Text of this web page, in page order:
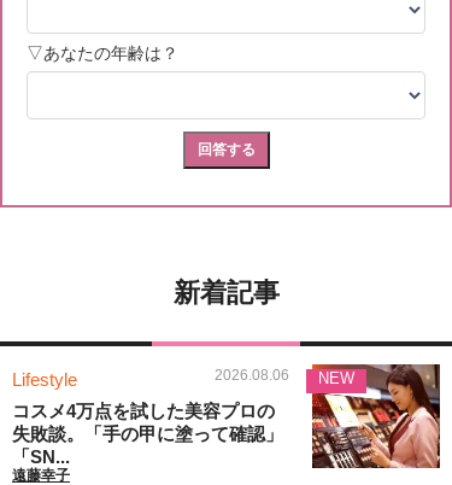
新着記事
Lifestyle 2026.08.06
コスメ4万点を試した美容プロの
失敗談。「手の甲に塗って確認」
「SN...
遠藤幸子
NEW